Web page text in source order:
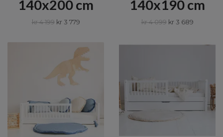
140x200 cm
kr 4 199 kr 3 779
140x190 cm
kr 4 099 kr 3 689